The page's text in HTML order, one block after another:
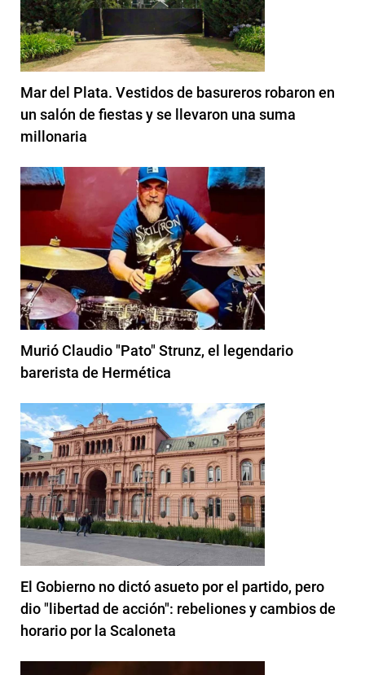
Mar del Plata. Vestidos de basureros robaron en
un salón de fiestas y se llevaron una suma
millonaria
Murió Claudio "Pato" Strunz, el legendario
barerista de Hermética
El Gobierno no dictó asueto por el partido, pero
dio "libertad de acción": rebeliones y cambios de
horario por la Scaloneta